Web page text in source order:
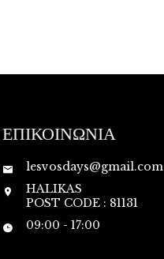
ΕΠΙΚΟΙΝΩΝΙΑ
lesvosdays@gmail.com
HALIKAS
POST CODE : 81131
09:00 - 17:00